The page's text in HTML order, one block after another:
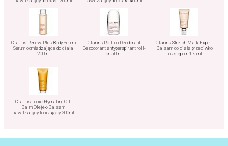
Clarins Renew-Plus Body Serum
Serum odmładzające do ciała
200ml
Clarins Roll-on Deodorant
Dezodorant antyperspirant roll-
on 50ml
Clarins Stretch Mark Expert
Balsam do ciała przeciwko
rozstępom 175ml
Clarins Tonic Hydrating Oil-
Balm Olejek-Balsam
nawilżający tonizujący 200ml